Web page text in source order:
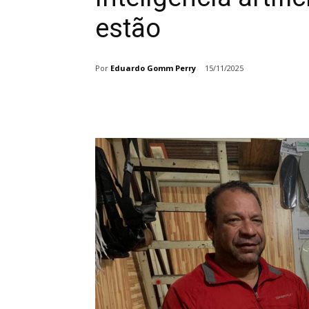
estão
Por Eduardo Gomm Perry 15/11/2025